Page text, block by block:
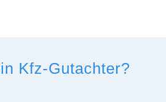
Kfz-Gutachter?